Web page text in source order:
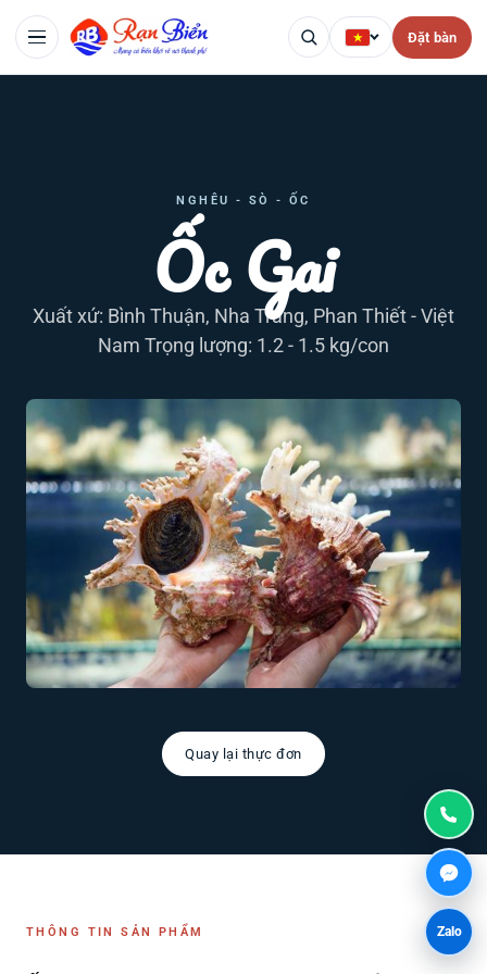
Đặt bàn
NGHÊU - SÒ - ỐC
Ốc Gai
Xuất xứ: Bình Thuận, Nha Trang, Phan Thiết - Việt
Nam Trọng lượng: 1.2 - 1.5 kg/con
Quay lại thực đơn
THÔNG TIN SẢN PHẨM Zalo